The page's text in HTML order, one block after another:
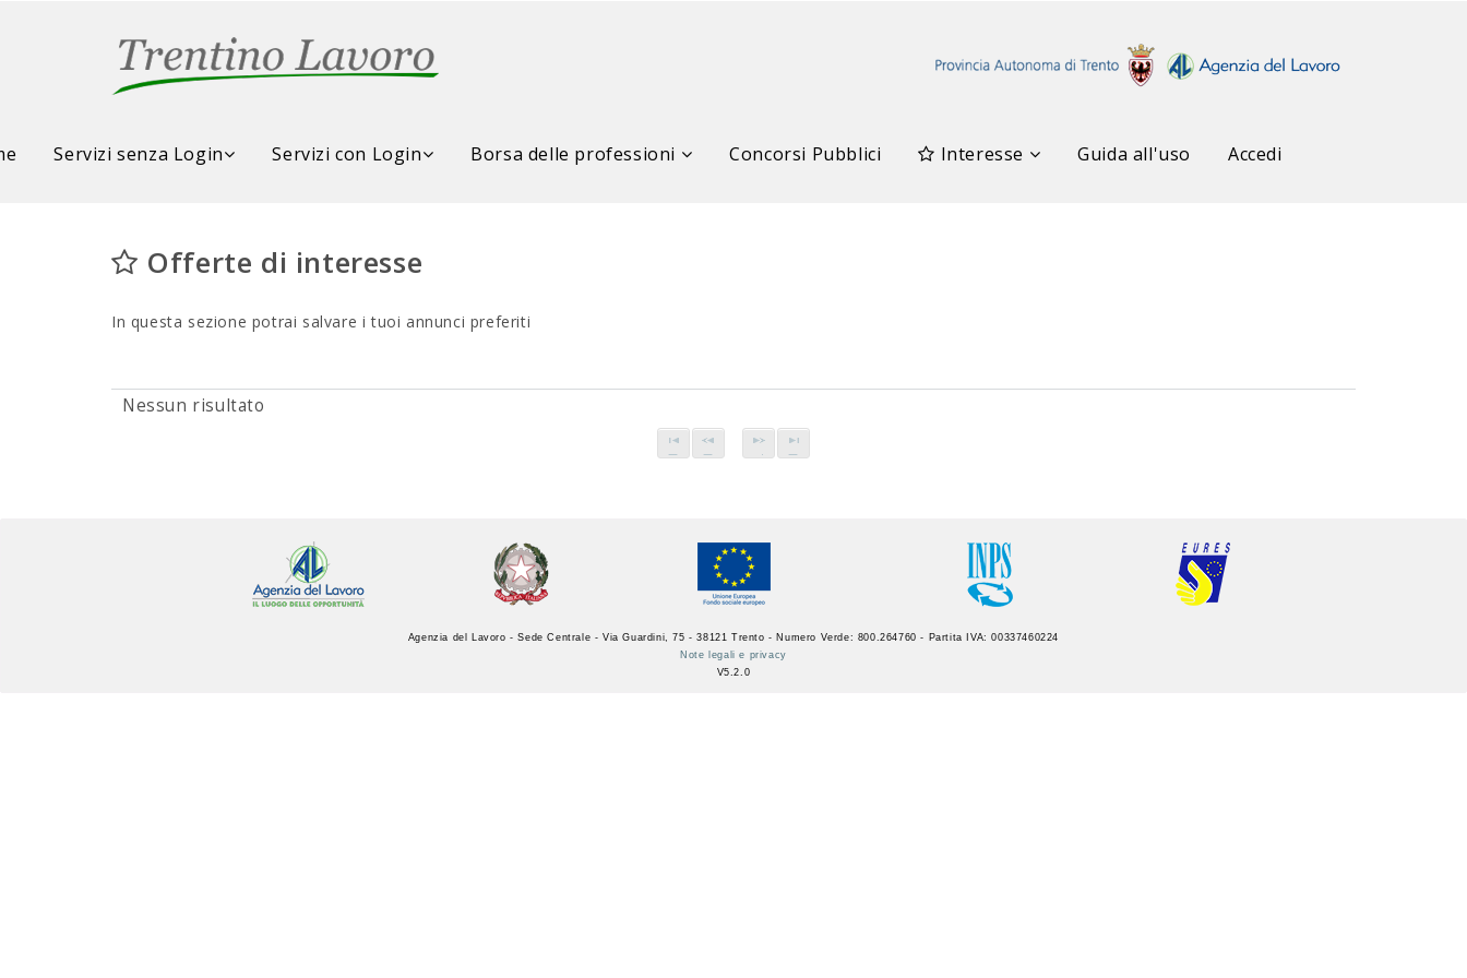
Servizi senza Login Servizi con Login Borsa delle professioni Concorsi Pubblici Interesse Guida all'uso Accedi
Offerte di interesse
In questa sezione potrai salvare i tuoi annunci preferiti
Nessun risultato
Agenzia del Lavoro - Sede Centrale - Via Guardini, 75 - 38121 Trento - Numero Verde: 800.264760 - Partita IVA: 00337460224
Note legali e privacy
V5.2.0